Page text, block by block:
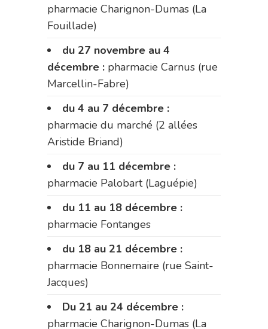
pharmacie Charignon-Dumas (La
Fouillade)
du 27 novembre au 4
décembre : pharmacie Carnus (rue
Marcellin-Fabre)
du 4 au 7 décembre :
pharmacie du marché (2 allées
Aristide Briand)
du 7 au 11 décembre :
pharmacie Palobart (Laguépie)
du 11 au 18 décembre :
pharmacie Fontanges
du 18 au 21 décembre :
pharmacie Bonnemaire (rue Saint-
Jacques)
Du 21 au 24 décembre :
pharmacie Charignon-Dumas (La